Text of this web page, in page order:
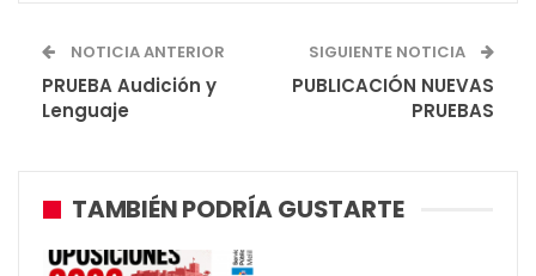
NOTICIA ANTERIOR
PRUEBA Audición y
Lenguaje
SIGUIENTE NOTICIA
PUBLICACIÓN NUEVAS
PRUEBAS
TAMBIÉN PODRÍA GUSTARTE